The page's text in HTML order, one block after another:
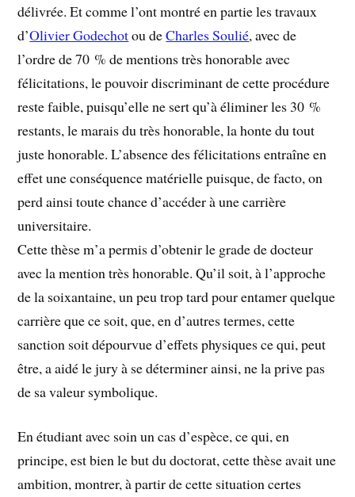
délivrée. Et comme l’ont montré en partie les travaux
d’Olivier Godechotou deCharles Soulié, avec de
l’ordre de 70 % de mentions très honorable avec
félicitations, le pouvoir discriminant de cette procédure
reste faible, puisqu’elle ne sert qu’à éliminer les 30 %
restants, le marais du très honorable, la honte du tout
juste honorable. L’absence des félicitations entraîne en
effet une conséquence matérielle puisque, de facto, on
perd ainsi toute chance d’accéder à une carrière
universitaire.
Cette thèse m’a permis d’obtenir le grade de docteur
avec la mention très honorable. Qu’il soit, à l’approche
de la soixantaine, un peu trop tard pour entamer quelque
carrière que ce soit, que, en d’autres termes, cette
sanction soit dépourvue d’effets physiques ce qui, peut
être, a aidé le jury à se déterminer ainsi, ne la prive pas
de sa valeur symbolique.
En étudiant avec soin un cas d’espèce, ce qui, en
principe, est bien le but du doctorat, cette thèse avait une
ambition, montrer, à partir de cette situation certes